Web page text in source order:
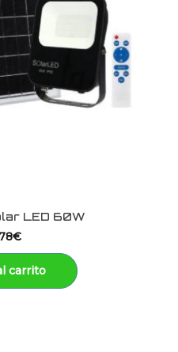
LED 60W
€
carrito